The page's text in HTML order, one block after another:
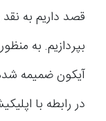
قصد داریم به
بپردازیم. به
آیکون ضمیمه شده